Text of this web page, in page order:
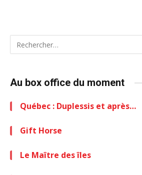
Au box office du moment
Québec : Duplessis et après…
Gift Horse
Le Maître des îles